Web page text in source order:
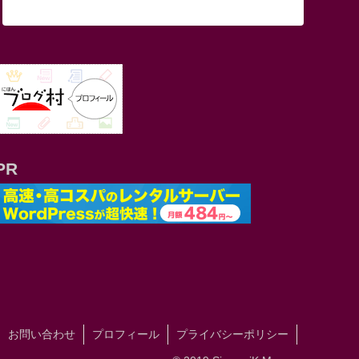
お問い合わせ プロフィール プライバシーポリシー